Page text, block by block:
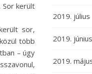
Sor került
sor,
több
– úgy
2019. július
2019. június
2019.